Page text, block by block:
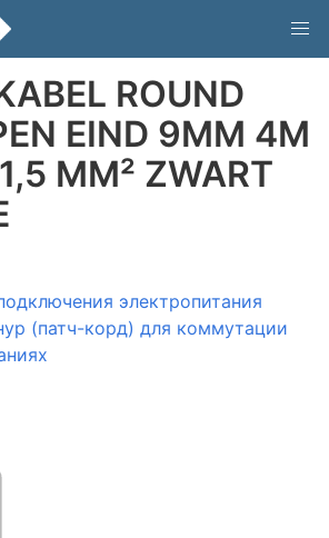
ROUND
EIND 9MM 4M
MM² ZWART
электропитания
(патч-корд) для коммутации